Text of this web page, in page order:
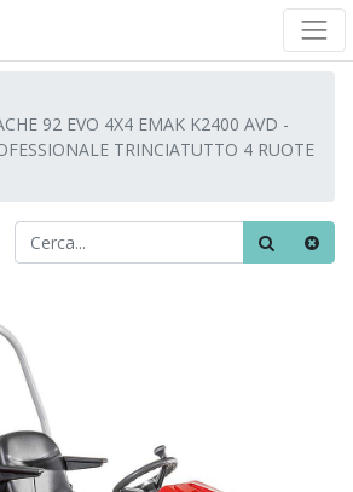
92 EVO 4X4 EMAK K2400 AVD -
TRINCIATUTTO 4 RUOTE